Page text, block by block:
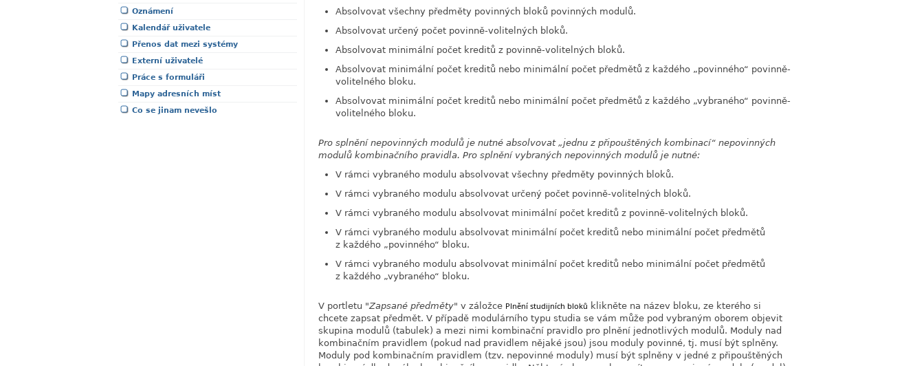
Oznámení
Kalendář uživatele
Přenos dat mezi systémy
Externí uživatelé
Práce s formuláři
Mapy adresních míst
Co se jinam nevešlo
Absolvovat všechny předměty povinných bloků povinných modulů.
Absolvovat určený počet povinně-volitelných bloků.
Absolvovat minimální počet kreditů z povinně-volitelných bloků.
Absolvovat minimální počet kreditů nebo minimální počet předmětů z každého „povinného“ povinně-
volitelného bloku.
Absolvovat minimální počet kreditů nebo minimální počet předmětů z každého „vybraného“ povinně-
volitelného bloku.
Pro splnění nepovinných modulů je nutné absolvovat „jednu z připouštěných kombinací“ nepovinných
modulů kombinačního pravidla. Pro splnění vybraných nepovinných modulů je nutné:
V rámci vybraného modulu absolvovat všechny předměty povinných bloků.
V rámci vybraného modulu absolvovat určený počet povinně-volitelných bloků.
V rámci vybraného modulu absolvovat minimální počet kreditů z povinně-volitelných bloků.
V rámci vybraného modulu absolvovat minimální počet kreditů nebo minimální počet předmětů
z každého „povinného“ bloku.
V rámci vybraného modulu absolvovat minimální počet kreditů nebo minimální počet předmětů
z každého „vybraného“ bloku.
V portletu Zapsané předměty v záložce Plnění studijních bloků klikněte na název bloku, ze kterého si
chcete zapsat předmět. V případě modulárního typu studia se vám může pod vybraným oborem objevit
skupina modulů (tabulek) a mezi nimi kombinační pravidlo pro plnění jednotlivých modulů. Moduly nad
kombinačním pravidlem (pokud nad pravidlem nějaké jsou) jsou moduly povinné, tj. musí být splněny.
Moduly pod kombinačním pravidlem (tzv. nepovinné moduly) musí být splněny v jedné z připouštěných